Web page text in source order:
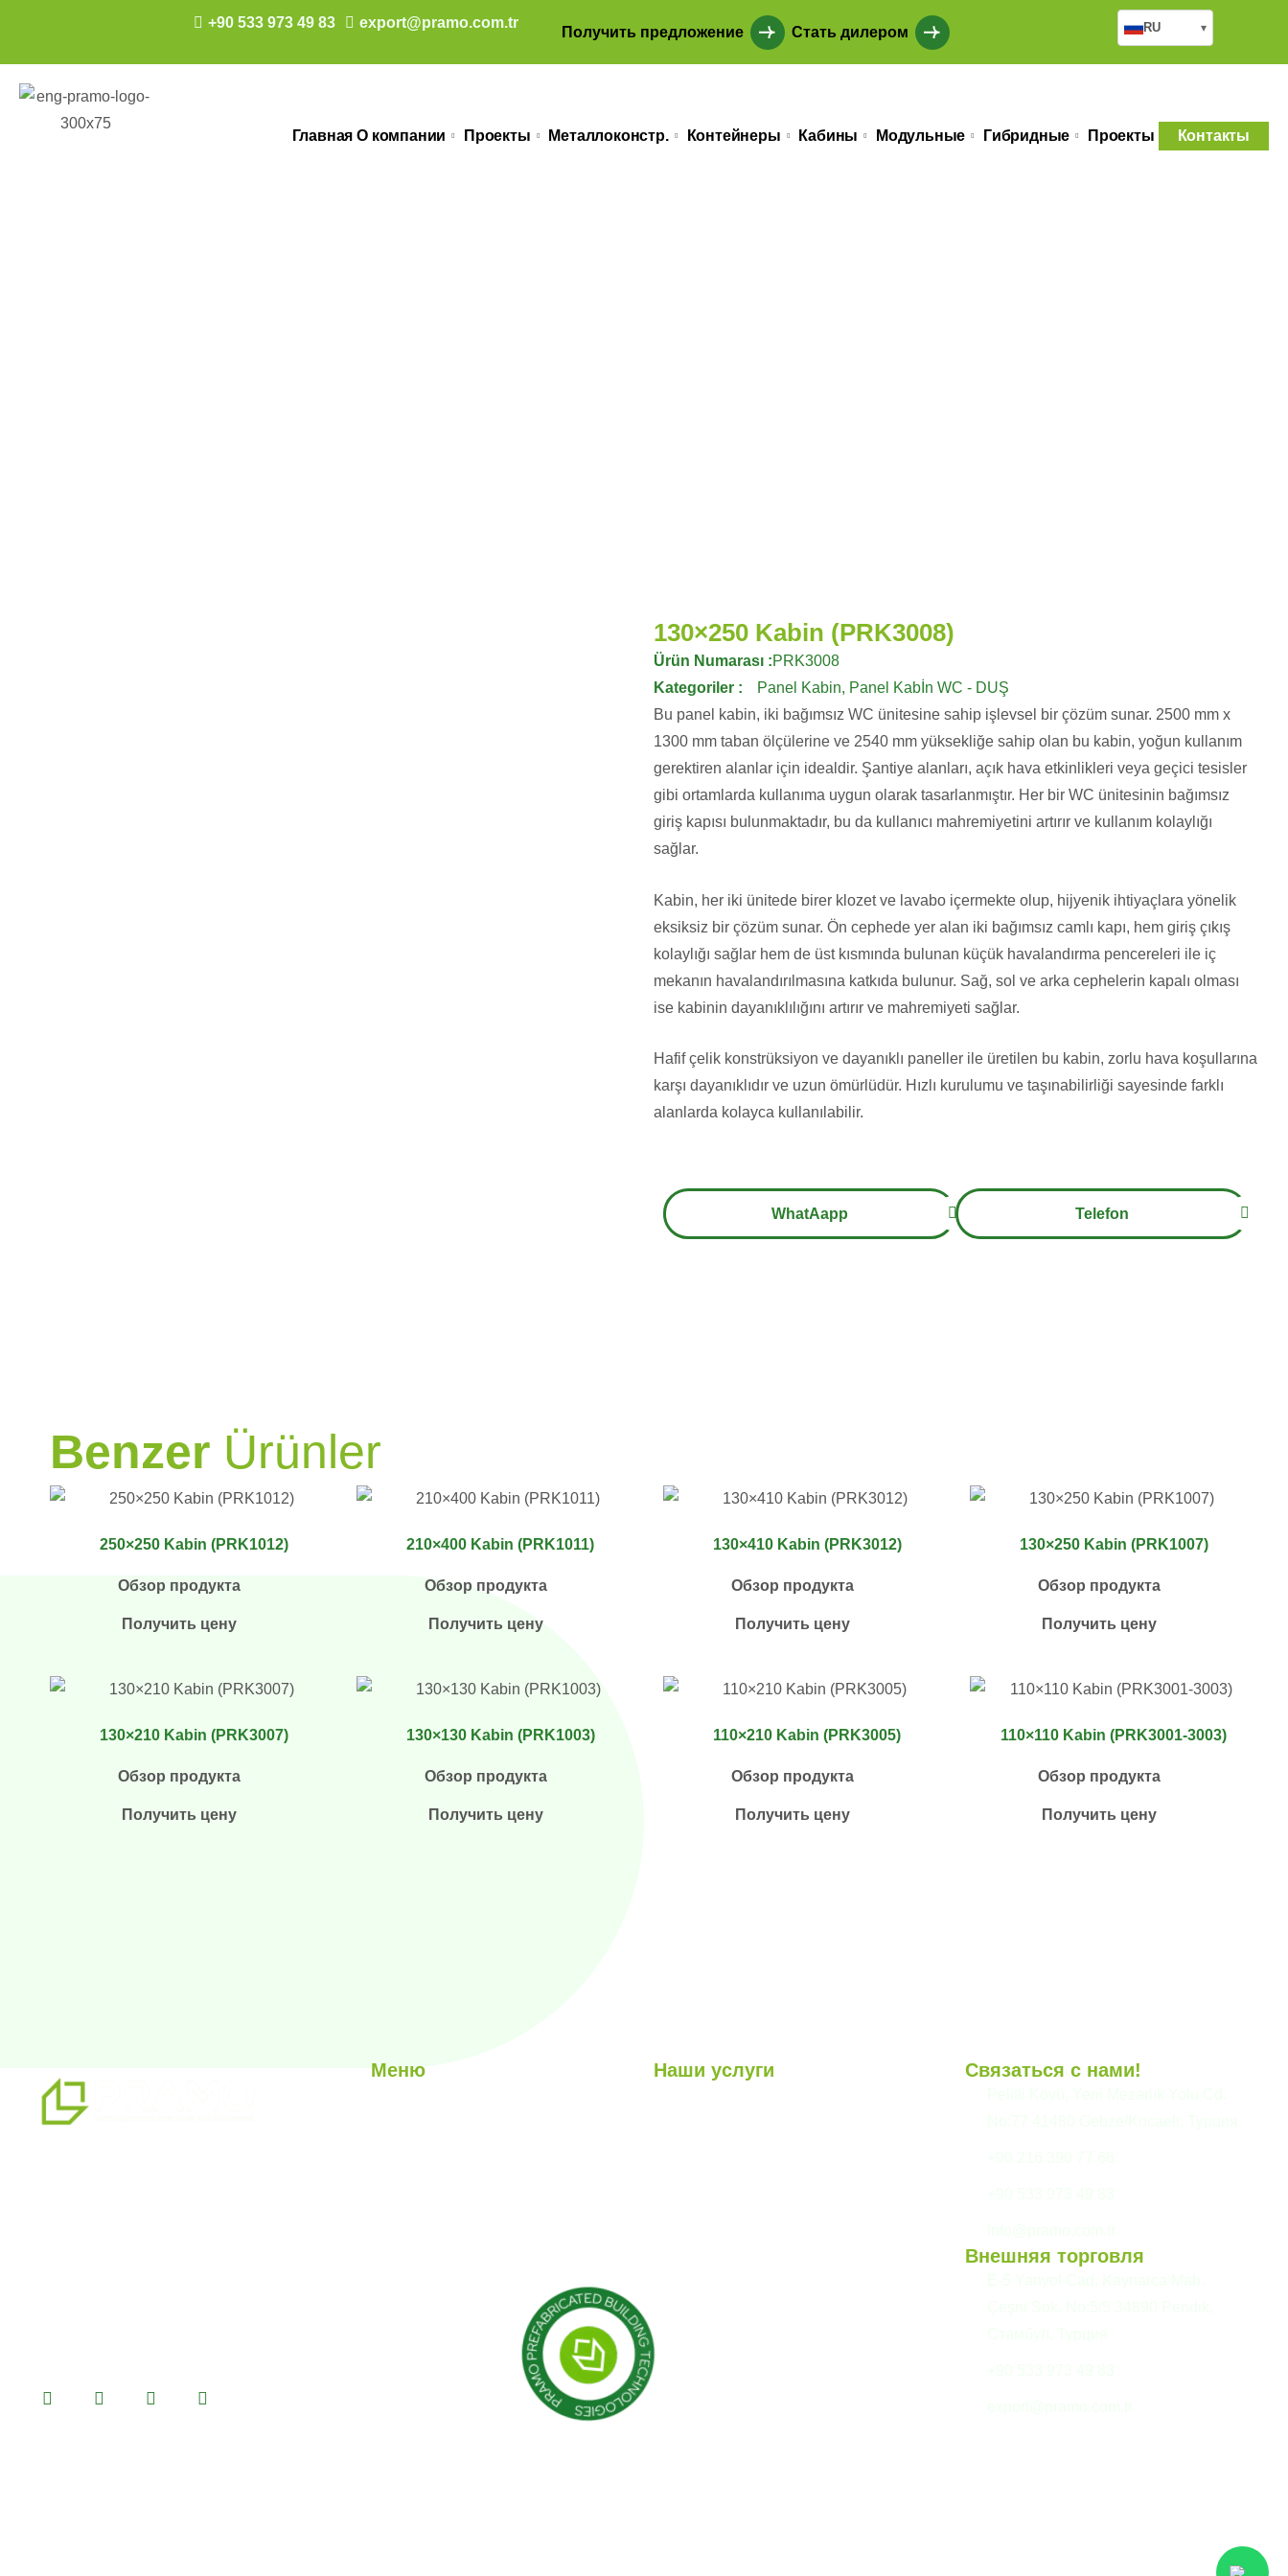
+90 533 973 49 83 export@pramo.com.tr
Получить предложение Стать дилером RU ▾
Главная О компании Проекты Металлоконстр. Контейнеры Кабины Модульные Гибридные Проекты Контакты
130×250 Kabin (PRK3008)
Ürün Numarası :PRK3008
Kategoriler :
Panel Kabin, Panel Kabİn WC - DUŞ
Bu panel kabin, iki bağımsız WC ünitesine sahip işlevsel bir çözüm sunar. 2500 mm x
1300 mm taban ölçülerine ve 2540 mm yüksekliğe sahip olan bu kabin, yoğun kullanım
gerektiren alanlar için idealdir. Şantiye alanları, açık hava etkinlikleri veya geçici tesisler
gibi ortamlarda kullanıma uygun olarak tasarlanmıştır. Her bir WC ünitesinin bağımsız
giriş kapısı bulunmaktadır, bu da kullanıcı mahremiyetini artırır ve kullanım kolaylığı
sağlar.
Kabin, her iki ünitede birer klozet ve lavabo içermekte olup, hijyenik ihtiyaçlara yönelik
eksiksiz bir çözüm sunar. Ön cephede yer alan iki bağımsız camlı kapı, hem giriş çıkış
kolaylığı sağlar hem de üst kısmında bulunan küçük havalandırma pencereleri ile iç
mekanın havalandırılmasına katkıda bulunur. Sağ, sol ve arka cephelerin kapalı olması
ise kabinin dayanıklılığını artırır ve mahremiyeti sağlar.
Hafif çelik konstrüksiyon ve dayanıklı paneller ile üretilen bu kabin, zorlu hava koşullarına
karşı dayanıklıdır ve uzun ömürlüdür. Hızlı kurulumu ve taşınabilirliği sayesinde farklı
alanlarda kolayca kullanılabilir.
WhatAapp Telefon
PRAMO
Benzer Ürünler
250×250 Kabin (PRK1012)
Обзор продукта
Получить цену
210×400 Kabin (PRK1011)
Обзор продукта
Получить цену
130×410 Kabin (PRK3012)
Обзор продукта
Получить цену
130×250 Kabin (PRK1007)
Обзор продукта
Получить цену
130×210 Kabin (PRK3007)
Обзор продукта
Получить цену
130×130 Kabin (PRK1003)
Обзор продукта
Получить цену
110×210 Kabin (PRK3005)
Обзор продукта
Получить цену
110×110 Kabin (PRK3001-3003)
Обзор продукта
Получить цену
Меню Наши услуги Связаться с нами!
Внешняя торговля